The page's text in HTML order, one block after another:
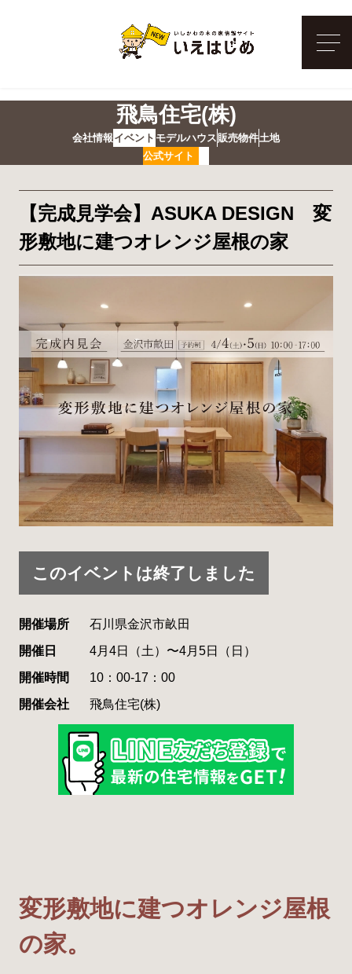
メ
飛鳥住宅(株)
会社情報 イベント モデルハウス販売物件土地
公式サイト
【完成見学会】ASUKA DESIGN 変
形敷地に建つオレンジ屋根の家
このイベントは終了しました
開催場所
石川県金沢市畝田
開催日
4月4日（土）〜4月5日（日）
開催時間
10：00-17：00
開催会社
飛鳥住宅(株)
変形敷地に建つオレンジ屋根
の家。